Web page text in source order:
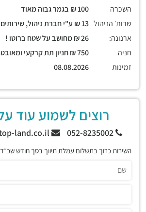
השכרה
שרות׳ הניהול
ארנונה:
חניה
זמינות
רוצים לשמוע עוד
052-8235002
השירות כרוך בתשלום עמלת תיווך בסך חודש